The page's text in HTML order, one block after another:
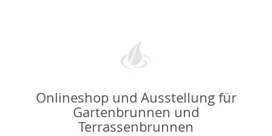
Onlineshop und Ausstellung für
Gartenbrunnen und
Terrassenbrunnen